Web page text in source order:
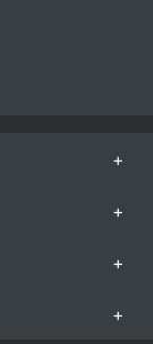
+
+
+
+